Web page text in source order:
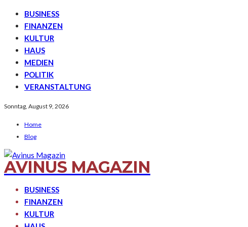
BUSINESS
FINANZEN
KULTUR
HAUS
MEDIEN
POLITIK
VERANSTALTUNG
Sonntag, August 9, 2026
Home
Blog
AVINUS MAGAZIN
BUSINESS
FINANZEN
KULTUR